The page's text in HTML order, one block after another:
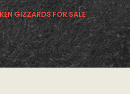
GIZZARDS FOR SALE